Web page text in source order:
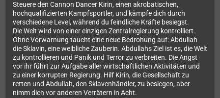
Steuere den Cannon Dancer Kirin, einen akrobatischen,
hochqualifizierten Kampfsportler, und kämpfe dich durch
verschiedene Level, während du feindliche Kräfte besiegst.
Die Welt wird von einer einzigen Zentralregierung kontrolliert.
Ohne Vorwarnung taucht eine neue Bedrohung auf: Abdullah
die Sklavin, eine weibliche Zauberin. Abdullahs Ziel ist es, die Welt
zu kontrollieren und Panik und Terror zu verbreiten. Die Angst
vor ihr führt zur Aufgabe aller wirtschaftlichen Aktivitäten und
zu einer korrupten Regierung. Hilf Kirin, die Gesellschaft zu
retten und Abdullah, den Sklavenhändler, zu besiegen, aber
nimm dich vor anderen Verrätern in Acht.